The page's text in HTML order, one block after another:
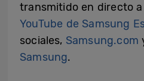
transmitido en directo
YouTube de Samsung
sociales, Samsung.com
Samsung.